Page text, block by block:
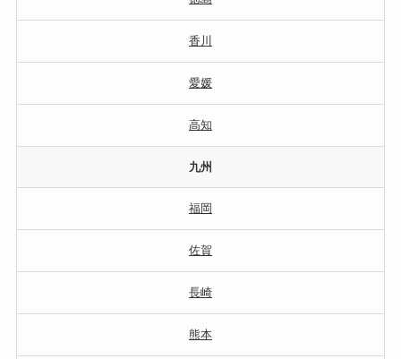
香川
愛媛
高知
九州
福岡
佐賀
長崎
熊本